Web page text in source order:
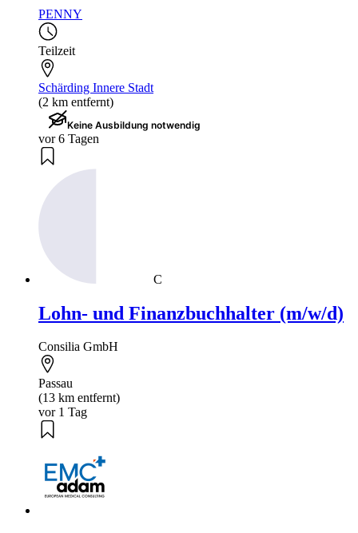
PENNY
Teilzeit
Schärding Innere Stadt
(2 km entfernt)
Keine Ausbildung notwendig
vor 6 Tagen
C
Lohn- und Finanzbuchhalter (m/w/d)
Consilia GmbH
Passau
(13 km entfernt)
vor 1 Tag